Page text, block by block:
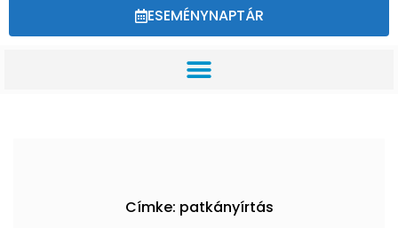
ESEMÉNYNAPTÁR
Címke: patkányírtás